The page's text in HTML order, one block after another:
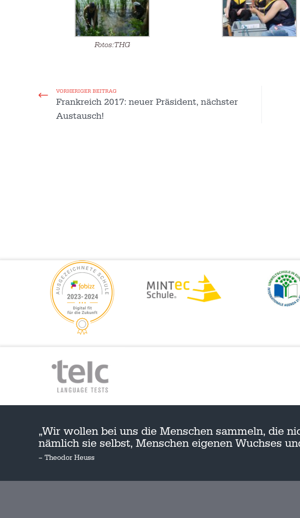
Fotos:THG
VORHERIGER BEITRAG
Frankreich 2017: neuer Präsident, nächster
Austausch!
„Wir wollen bei uns die Menschen sammeln, die
nämlich sie selbst, Menschen eigenen Wuchses
– Theodor Heuss